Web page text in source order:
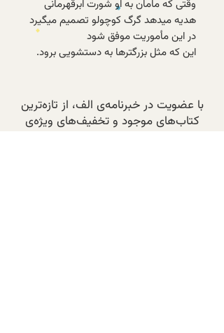
وقتی که مامان به او شورت ابرقهرمانی
هدیه میدهد گرگ کوچولو تصمیم میگیرد
در این مأموریت موفق شود
این که مثل بزرگترها به دستشویی برود.
با عضویت در خبرنامه‌ی الف، از تازه‌ترین
کتاب‌های موجود و تخفیف‌های ویژه‌ی